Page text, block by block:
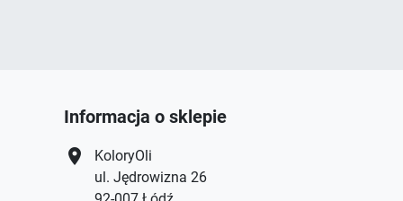
Informacja o sklepie
location_on
KoloryOli
ul. Jędrowizna 26